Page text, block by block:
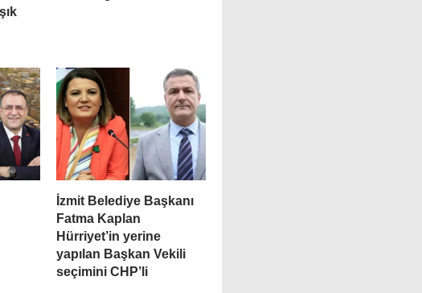
İzmit Belediye Başkanı
Fatma Kaplan
Hürriyet’in yerine
yapılan Başkan Vekili
seçimini CHP’li